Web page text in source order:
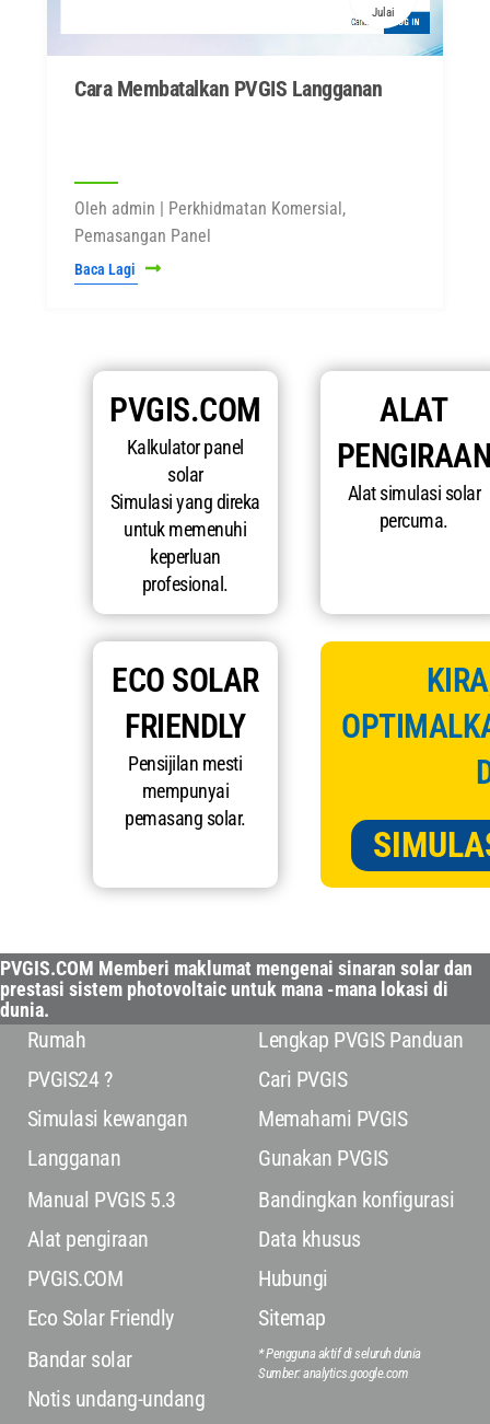
Julai
Cara Membatalkan PVGIS Langganan
Oleh admin | Perkhidmatan Komersial,
Pemasangan Panel
Baca Lagi
PVGIS.COM
Kalkulator panel
solar
Simulasi yang direka
untuk memenuhi
keperluan
profesional.
ALAT
PENGIRAAN
Alat simulasi solar
percuma.
ECO SOLAR
FRIENDLY
Pensijilan mesti
mempunyai
pemasang solar.
PVGIS.COM Memberi maklumat mengenai sinaran solar dan
prestasi sistem photovoltaic untuk mana -mana lokasi di
dunia.
Rumah
PVGIS24 ?
Simulasi kewangan
Langganan
Manual PVGIS 5.3
Alat pengiraan
PVGIS.COM
Eco Solar Friendly
Bandar solar
Notis undang-undang
Lengkap PVGIS Panduan
Cari PVGIS
Memahami PVGIS
Gunakan PVGIS
Bandingkan konfigurasi
Data khusus
Hubungi
Sitemap
* Pengguna aktif di seluruh dunia
Sumber: analytics.google.com